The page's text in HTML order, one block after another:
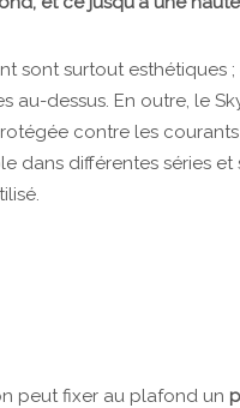
sont surtout esthétiques
au-dessus. En outre, le
contre les
dans différentes séries
peut fixer au plafond un